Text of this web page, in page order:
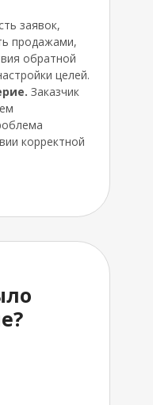
заявок,
продажами,
обратной
целей.
Заказчик
корректной
мы